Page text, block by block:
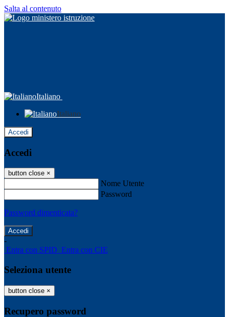
Salta al contenuto
Italiano
Italiano
Accedi
Accedi
button close ×
Nome Utente
Password
Password dimenticata?
-
Entra con SPID Entra con CIE
Seleziona utente
button close ×
Recupero password